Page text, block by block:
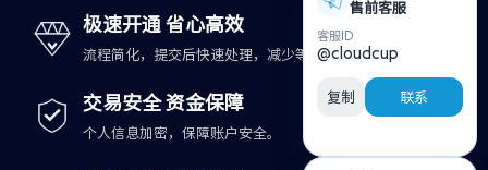
极速开通 省心高效
流程简化，提交后快速处理，减少等待时间。
交易安全 资金保障
个人信息加密，保障账户安全。
售前客服
客服ID
@cloudcup
复制 联系